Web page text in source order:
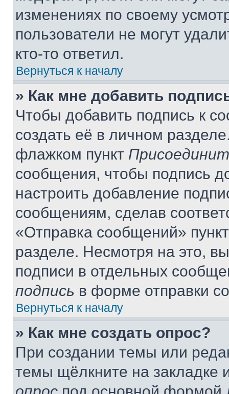
изменениях по своему
пользователи не могут
кто-то ответил.
Вернуться к началу
» Как мне добавить
Чтобы добавить подпись к
создать её в личном
флажком пункт
сообщения, чтобы подпись
настроить добавление
сообщениям, сделав
«Отправка сообщений»
разделе. Несмотря на это,
подписи в отдельных
подпись в форме отправки
Вернуться к началу
» Как мне создать опрос?
При создании темы или
темы щёлкните на